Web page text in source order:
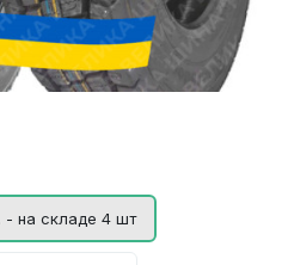
- на складе 4 шт